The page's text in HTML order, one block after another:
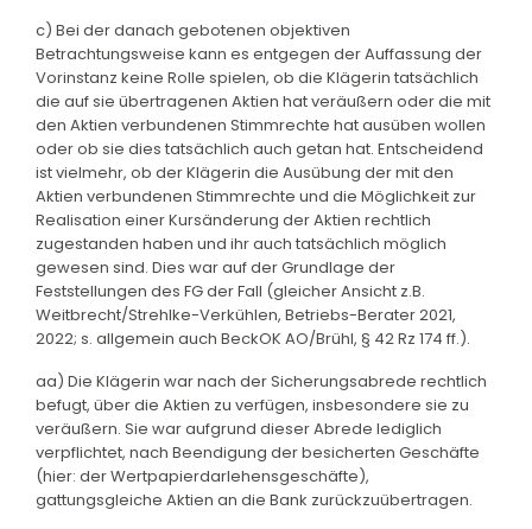
c) Bei der danach gebotenen objektiven
Betrachtungsweise kann es entgegen der Auffassung der
Vorinstanz keine Rolle spielen, ob die Klägerin tatsächlich
die auf sie übertragenen Aktien hat veräußern oder die mit
den Aktien verbundenen Stimmrechte hat ausüben wollen
oder ob sie dies tatsächlich auch getan hat. Entscheidend
ist vielmehr, ob der Klägerin die Ausübung der mit den
Aktien verbundenen Stimmrechte und die Möglichkeit zur
Realisation einer Kursänderung der Aktien rechtlich
zugestanden haben und ihr auch tatsächlich möglich
gewesen sind. Dies war auf der Grundlage der
Feststellungen des FG der Fall (gleicher Ansicht z.B.
Weitbrecht/Strehlke-Verkühlen, Betriebs-Berater 2021,
2022; s. allgemein auch BeckOK AO/Brühl, § 42 Rz 174 ff.).
aa) Die Klägerin war nach der Sicherungsabrede rechtlich
befugt, über die Aktien zu verfügen, insbesondere sie zu
veräußern. Sie war aufgrund dieser Abrede lediglich
verpflichtet, nach Beendigung der besicherten Geschäfte
(hier: der Wertpapierdarlehensgeschäfte),
gattungsgleiche Aktien an die Bank zurückzuübertragen.